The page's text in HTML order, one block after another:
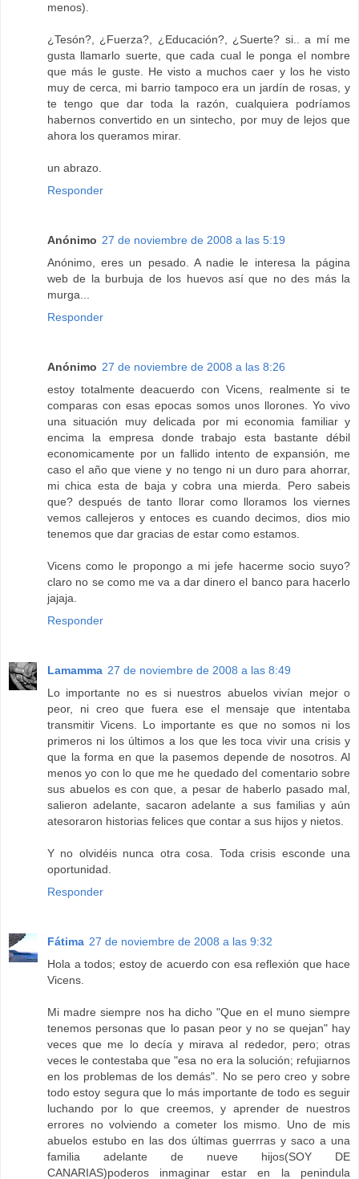
menos).
¿Tesón?, ¿Fuerza?, ¿Educación?, ¿Suerte? si.. a mí me
gusta llamarlo suerte, que cada cual le ponga el nombre
que más le guste. He visto a muchos caer y los he visto
muy de cerca, mi barrio tampoco era un jardín de rosas, y
te tengo que dar toda la razón, cualquiera podríamos
habernos convertido en un sintecho, por muy de lejos que
ahora los queramos mirar.
un abrazo.
Responder
Anónimo 27 de noviembre de 2008 a las 5:19
Anónimo, eres un pesado. A nadie le interesa la página
web de la burbuja de los huevos así que no des más la
murga...
Responder
Anónimo 27 de noviembre de 2008 a las 8:26
estoy totalmente deacuerdo con Vicens, realmente si te
comparas con esas epocas somos unos llorones. Yo vivo
una situación muy delicada por mi economia familiar y
encima la empresa donde trabajo esta bastante débil
economicamente por un fallido intento de expansión, me
caso el año que viene y no tengo ni un duro para ahorrar,
mi chica esta de baja y cobra una mierda. Pero sabeis
que? después de tanto llorar como lloramos los viernes
vemos callejeros y entoces es cuando decimos, dios mio
tenemos que dar gracias de estar como estamos.
Vicens como le propongo a mi jefe hacerme socio suyo?
claro no se como me va a dar dinero el banco para hacerlo
jajaja.
Responder
Lamamma 27 de noviembre de 2008 a las 8:49
Lo importante no es si nuestros abuelos vivían mejor o
peor, ni creo que fuera ese el mensaje que intentaba
transmitir Vicens. Lo importante es que no somos ni los
primeros ni los últimos a los que les toca vivir una crisis y
que la forma en que la pasemos depende de nosotros. Al
menos yo con lo que me he quedado del comentario sobre
sus abuelos es con que, a pesar de haberlo pasado mal,
salieron adelante, sacaron adelante a sus familias y aún
atesoraron historias felices que contar a sus hijos y nietos.
Y no olvidéis nunca otra cosa. Toda crisis esconde una
oportunidad.
Responder
Fátima 27 de noviembre de 2008 a las 9:32
Hola a todos; estoy de acuerdo con esa reflexión que hace
Vicens.
Mi madre siempre nos ha dicho "Que en el muno siempre
tenemos personas que lo pasan peor y no se quejan" hay
veces que me lo decía y mirava al rededor, pero; otras
veces le contestaba que "esa no era la solución; refujiarnos
en los problemas de los demás". No se pero creo y sobre
todo estoy segura que lo más importante de todo es seguir
luchando por lo que creemos, y aprender de nuestros
errores no volviendo a cometer los mismo. Uno de mis
abuelos estubo en las dos últimas guerrras y saco a una
familia adelante de nueve hijos(SOY DE
CANARIAS)poderos inmaginar estar en la penindula